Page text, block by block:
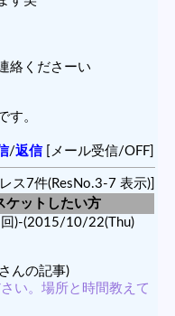
絡くださーい
す。
/返信[メール受信/OFF]
ス7件(ResNo.3-7 表示)]
ケットしたい方
)-(2015/10/22(Thu)
んの記事)
い。場所と時間教えて